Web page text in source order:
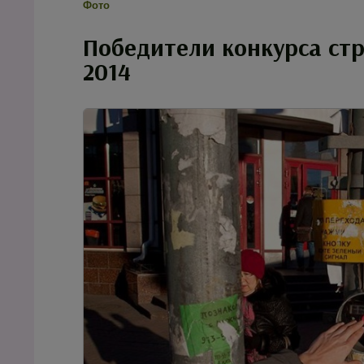
Фото
Победители конкурса
2014